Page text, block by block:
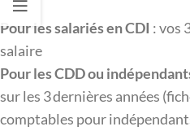
Pour les salariés en CDI : vos
salaire
Pour les CDD ou
sur les 3 dernières années
comptables pour